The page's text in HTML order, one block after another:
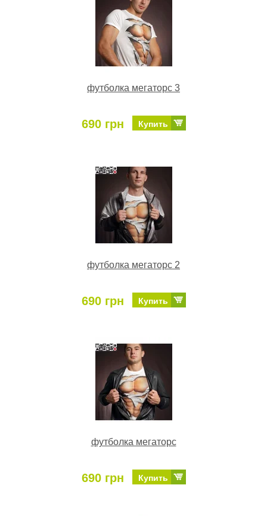
футболка мегаторс 3
690 грн Купить
футболка мегаторс 2
690 грн Купить
футболка мегаторс
690 грн Купить